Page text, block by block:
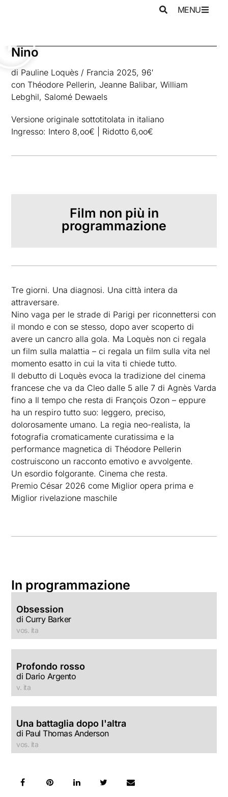
MENU
Nino
di Pauline Loquès / Francia 2025, 96′
con Théodore Pellerin, Jeanne Balibar, William
Lebghil, Salomé Dewaels
Versione originale sottotitolata in italiano
Ingresso: Intero 8,oo€ | Ridotto 6,oo€
Film non più in
programmazione
Tre giorni. Una diagnosi. Una città intera da
attraversare.
Nino vaga per le strade di Parigi per riconnettersi con
il mondo e con se stesso, dopo aver scoperto di
avere un cancro alla gola. Ma Loquès non ci regala
un film sulla malattia – ci regala un film sulla vita nel
momento esatto in cui la vita ti chiede tutto.
Il debutto di Loquès evoca la tradizione del cinema
francese che va da Cleo dalle 5 alle 7 di Agnès Varda
fino a Il tempo che resta di François Ozon – eppure
ha un respiro tutto suo: leggero, preciso,
dolorosamente umano. La regia neo-realista, la
fotografia cromaticamente curatissima e la
performance magnetica di Théodore Pellerin
costruiscono un racconto emotivo e avvolgente.
Un esordio folgorante. Cinema che resta.
Premio César 2026 come Miglior opera prima e
Miglior rivelazione maschile
In programmazione
Obsession
di Curry Barker
vos. ita
Profondo rosso
di Dario Argento
v. ita
Una battaglia dopo l'altra
di Paul Thomas Anderson
vos. ita